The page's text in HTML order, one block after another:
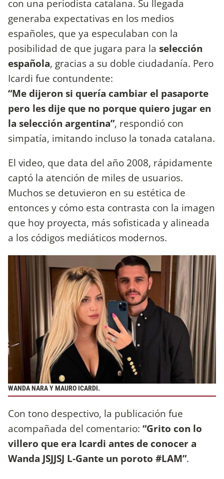
con una periodista catalana. Su llegada
generaba expectativas en los medios
españoles, que ya especulaban con la
posibilidad de que jugara para la selección
española, gracias a su doble ciudadanía. Pero
Icardi fue contundente:
“Me dijeron si quería cambiar el pasaporte
pero les dije que no porque quiero jugar en
la selección argentina”, respondió con
simpatía, imitando incluso la tonada catalana.
El video, que data del año 2008, rápidamente
captó la atención de miles de usuarios.
Muchos se detuvieron en su estética de
entonces y cómo esta contrasta con la imagen
que hoy proyecta, más sofisticada y alineada
a los códigos mediáticos modernos.
WANDA NARA Y MAURO ICARDI.
Con tono despectivo, la publicación fue
acompañada del comentario: “Grito con lo
villero que era Icardi antes de conocer a
Wanda JSJJSJ L-Gante un poroto #LAM”.